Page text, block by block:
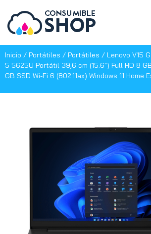
Inicio / Portátiles / Portátiles / Lenovo V15
5 5625U Portátil 39,6 cm (15.6″) Full HD 8
GB SSD Wi-Fi 6 (802.11ax) Windows 11 Home